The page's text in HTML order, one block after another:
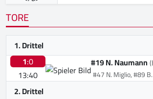
TORE
1. Drittel
1:0
13:40
#19 N. Naumann
#47 N. Miglio, #89
2. Drittel